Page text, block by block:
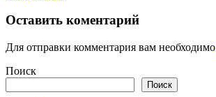
Оставить коментарий
Для отправки комментария вам необходимо
Поиск
Поиск